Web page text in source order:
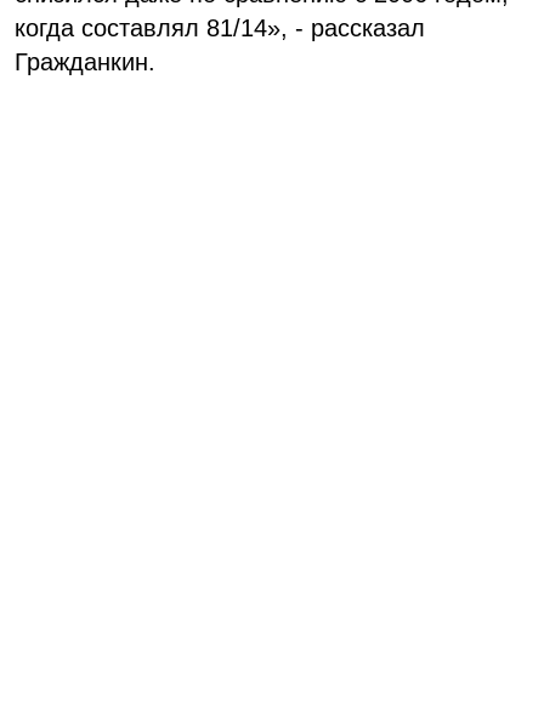
когда составлял 81/14», - рассказал
Гражданкин.